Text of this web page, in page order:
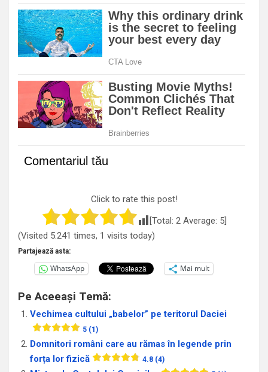
Comentariul tău
Click to rate this post!
[Total: 2Average: 5]
(Visited 5.241 times, 1 visits today)
Partajează asta:
WhatsApp Mai mult
Pe Aceeași Temă:
Vechimea cultului „babelor” pe teritorul Daciei
5 (1)
Domnitori români care au rămas în legende prin
forța lor fizică
4.8 (4)